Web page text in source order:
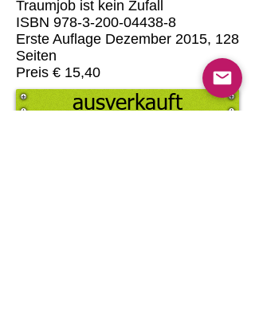
Traumjob ist kein Zufall
ISBN 978-3-200-04438-8
Erste Auflage Dezember 2015, 128
Seiten
Preis € 15,40
ausverkauft